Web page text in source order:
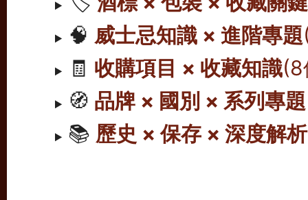
🧠 威士忌知識 × 進階專題
🧾 收購項目 × 收藏知識(8
🧭 品牌 × 國別 × 系列專題
📚 歷史 × 保存 × 深度解析